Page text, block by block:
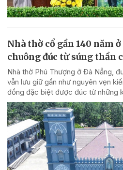
Nhà thờ cổ gần 140 năm
chuông đúc từ súng thần
Nhà thờ Phú Thượng ở Đà Nẵng,
vẫn lưu giữ gần như nguyên vẹn
đồng đặc biệt được đúc từ những